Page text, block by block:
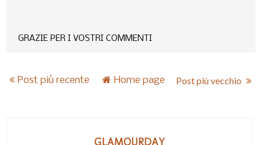
GRAZIE PER I VOSTRI COMMENTI
Post più recente Post più vecchio
Home page
GLAMOURDAY